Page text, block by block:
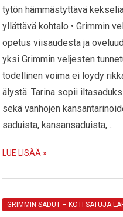
tytön hämmästyttävä
yllättävä kohtalo • Grimmin
opetus viisaudesta ja
yksi Grimmin veljesten
todellinen voima ei löydy
älystä. Tarina sopii
sekä vanhojen
saduista, kansansaduista,…
LUE LISÄÄ »
GRIMMIN SADUT – KOTI-SATUJA